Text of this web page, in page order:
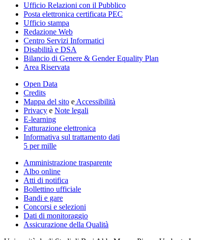
Ufficio Relazioni con il Pubblico
Posta elettronica certificata PEC
Ufficio stampa
Redazione Web
Centro Servizi Informatici
Disabilità e DSA
Bilancio di Genere & Gender Equality Plan
Area Riservata
Open Data
Credits
Mappa del sito e Accessibilità
Privacy e Note legali
E-learning
Fatturazione elettronica
Informativa sul trattamento dati
5 per mille
Amministrazione trasparente
Albo online
Atti di notifica
Bollettino ufficiale
Bandi e gare
Concorsi e selezioni
Dati di monitoraggio
Assicurazione della Qualità